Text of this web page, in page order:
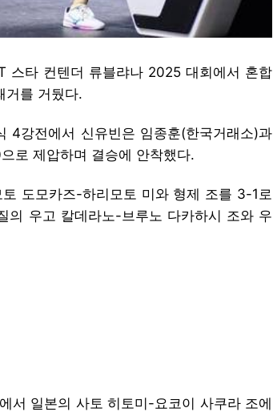
스타 컨텐더 류블랴나 2025 대회에서 혼합
거를 거뒀다.
4강전에서 신유빈은 임종훈(한국거래소)과
로 제압하며 결승에 안착했다.
도모카즈-하리모토 미와 형제 조를 3-1로
의 우고 칼데라노-브루노 다카하시 조와 우
서 일본의 사토 히토미-요코이 사쿠라 조에